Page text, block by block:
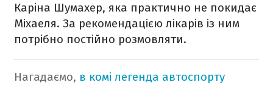
Каріна Шумахер, яка практично не покидає
Міхаеля. За рекомендацією лікарів із ним
потрібно постійно розмовляти.
Нагадаємо, в комі легенда автоспорту